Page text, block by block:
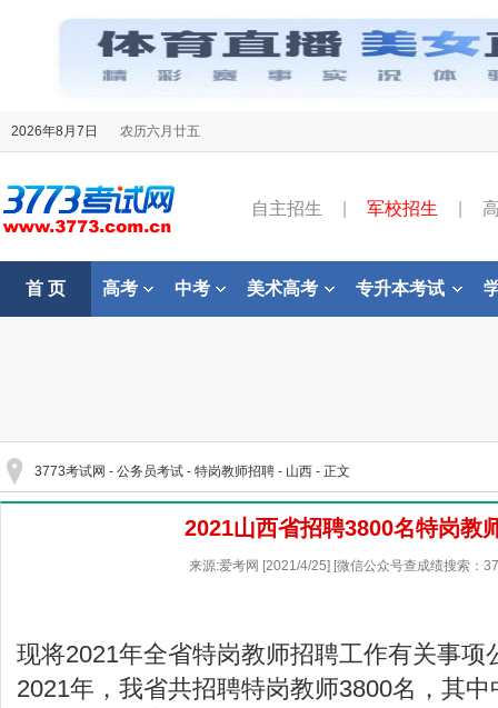
2026年8月7日 农历六月廿五
自主招生 军校招生
首 页 高考 中考 美术高考 专升本考试
3773考试网 - 公务员考试 - 特岗教师招聘 - 山西 - 正文
2021山西省招聘3800名特岗教
来源:爱考网 [2021/4/25] [微信公众号查成绩搜索：
现将2021年全省特岗教师招聘工作有关事项
2021年，我省共招聘特岗教师3800名，其